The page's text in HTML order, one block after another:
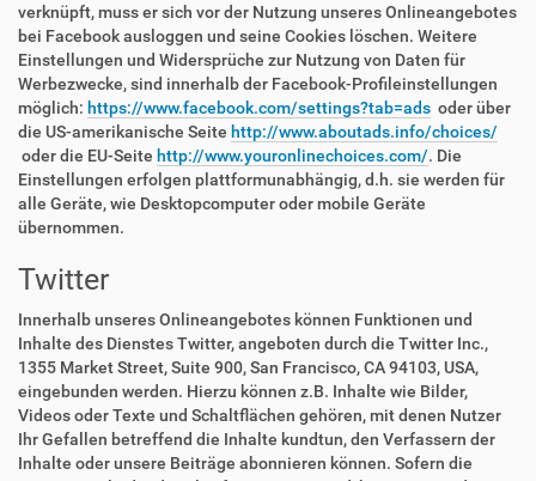
verknüpft, muss er sich vor der Nutzung unseres Onlineangebotes
bei Facebook ausloggen und seine Cookies löschen. Weitere
Einstellungen und Widersprüche zur Nutzung von Daten für
Werbezwecke, sind innerhalb der Facebook-Profileinstellungen
möglich: https://www.facebook.com/settings?tab=ads oder über
die US-amerikanische Seite http://www.aboutads.info/choices/
oder die EU-Seite http://www.youronlinechoices.com/. Die
Einstellungen erfolgen plattformunabhängig, d.h. sie werden für
alle Geräte, wie Desktopcomputer oder mobile Geräte
übernommen.
Twitter
Innerhalb unseres Onlineangebotes können Funktionen und
Inhalte des Dienstes Twitter, angeboten durch die Twitter Inc.,
1355 Market Street, Suite 900, San Francisco, CA 94103, USA,
eingebunden werden. Hierzu können z.B. Inhalte wie Bilder,
Videos oder Texte und Schaltflächen gehören, mit denen Nutzer
Ihr Gefallen betreffend die Inhalte kundtun, den Verfassern der
Inhalte oder unsere Beiträge abonnieren können. Sofern die